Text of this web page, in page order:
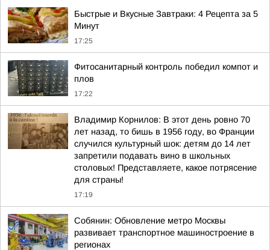
Быстрые и Вкусные Завтраки: 4 Рецепта за 5
Минут
17:25
Фитосанитарный контроль победил компот и
плов
17:22
Владимир Корнилов: В этот день ровно 70
лет назад, то бишь в 1956 году, во Франции
случился культурный шок: детям до 14 лет
запретили подавать вино в школьных
столовых! Представляете, какое потрясение
для страны!
17:19
Собянин: Обновление метро Москвы
развивает транспортное машиностроение в
регионах